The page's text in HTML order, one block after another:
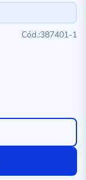
387401-1